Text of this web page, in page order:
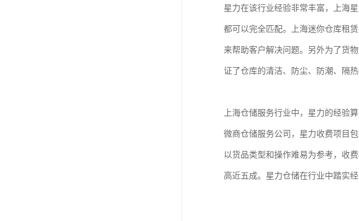
星力在该行业经验非常丰富，上海
都可以完全匹配。上海迷你仓库租
来帮助客户解决问题。另外为了货
证了仓库的清洁、防尘、防潮、隔
上海仓储服务行业中，星力的经验
微商仓储服务公司，星力收费项目
以货品类型和操作难易为参考，收
高近五成。星力仓储在行业中踏实